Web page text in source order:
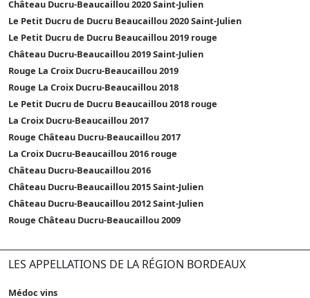
Château Ducru-Beaucaillou 2020 Saint-Julien
Le Petit Ducru de Ducru Beaucaillou 2020 Saint-Julien
Le Petit Ducru de Ducru Beaucaillou 2019 rouge
Château Ducru-Beaucaillou 2019 Saint-Julien
Rouge La Croix Ducru-Beaucaillou 2019
Rouge La Croix Ducru-Beaucaillou 2018
Le Petit Ducru de Ducru Beaucaillou 2018 rouge
La Croix Ducru-Beaucaillou 2017
Rouge Château Ducru-Beaucaillou 2017
La Croix Ducru-Beaucaillou 2016 rouge
Château Ducru-Beaucaillou 2016
Château Ducru-Beaucaillou 2015 Saint-Julien
Château Ducru-Beaucaillou 2012 Saint-Julien
Rouge Château Ducru-Beaucaillou 2009
LES APPELLATIONS DE LA RÉGION BORDEAUX
Médoc vins